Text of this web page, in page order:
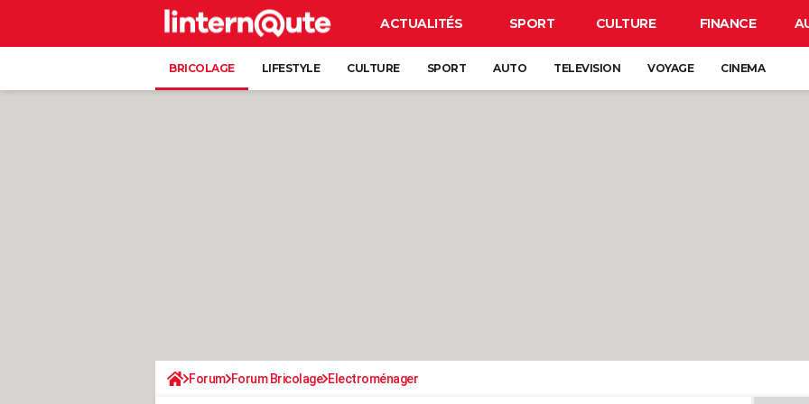
ACTUALITÉS SPORT CULTURE FINANCE
BRICOLAGE LIFESTYLE CULTURE SPORT AUTO TELEVISION VOYAGE CINEMA
Forum Forum Bricolage Electroménager